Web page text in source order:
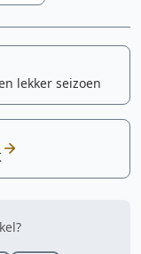
lekker seizoen